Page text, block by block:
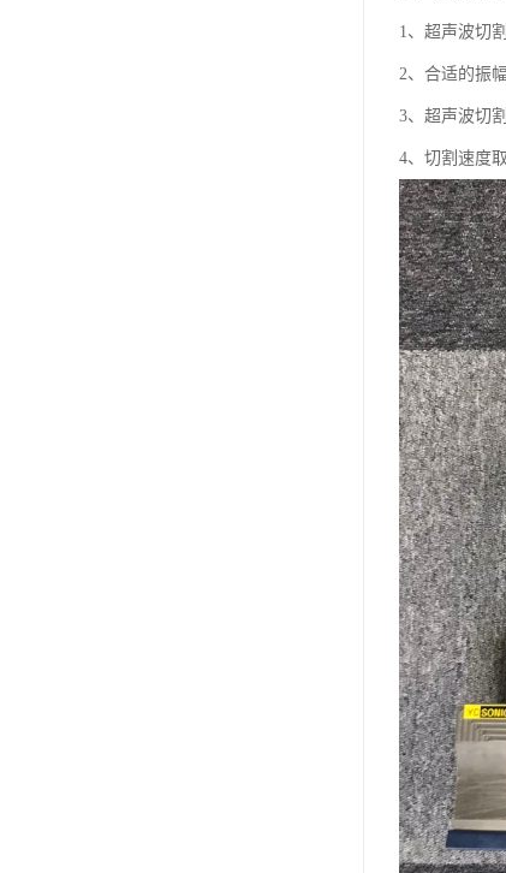
1、超声波切
2、合适的振
3、超声波切
4、切割速度